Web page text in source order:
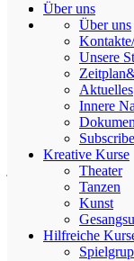
Modellierton
Über uns
Über uns
Unsere
Aktuelles
Innere
Subscribe
Kreative Kurse
Theater
Tanzen
Kunst
Hilfreiche
Festival der
adminAm
Ein sehr
junge Erwachsene
auftreten. Die Zeiten
am 13.07: Auftritte:
Bühne drinnen in …
Weiterlesen